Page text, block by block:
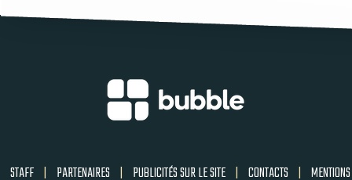
STAFF | PARTENAIRES | PUBLICITÉS SUR LE SITE | CONTACTS | MENTIONS